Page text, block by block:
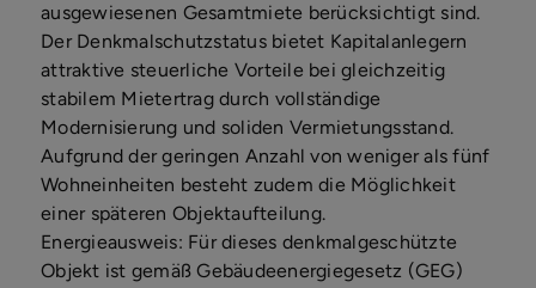
ausgewiesenen Gesamtmiete berücksichtigt sind.
Der Denkmalschutzstatus bietet Kapitalanlegern
attraktive steuerliche Vorteile bei gleichzeitig
stabilem Mietertrag durch vollständige
Modernisierung und soliden Vermietungsstand.
Aufgrund der geringen Anzahl von weniger als fünf
Wohneinheiten besteht zudem die Möglichkeit
einer späteren Objektaufteilung.
Energieausweis: Für dieses denkmalgeschützte
Objekt ist gemäß Gebäudeenergiegesetz (GEG)